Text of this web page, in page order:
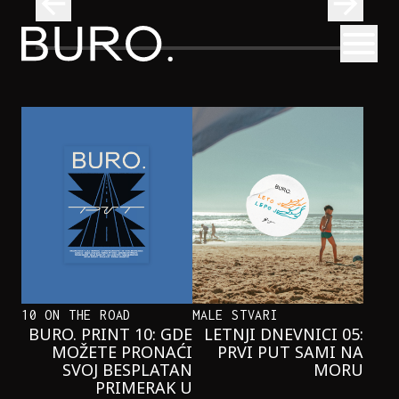
BURO.
ONAJ JEDAN PROIZVOD KOJI
STALNO SELIMO SA POLICE U
TORBE
10 ON THE ROAD
BURO. PRINT 10: GDE
MOŽETE PRONAĆI
SVOJ BESPLATAN
PRIMERAK U
MALE STVARI
LETNJI DNEVNICI 05:
PRVI PUT SAMI NA
MORU